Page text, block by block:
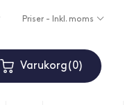
Priser - Inkl. moms
Varukorg 0